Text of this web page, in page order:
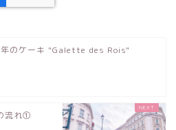
のケーキ "Galette des Rois"
流れ①